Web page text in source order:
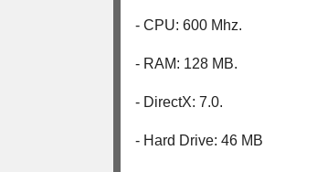
- CPU: 600 Mhz.
- RAM: 128 MB.
- DirectX: 7.0.
- Hard Drive: 46 MB